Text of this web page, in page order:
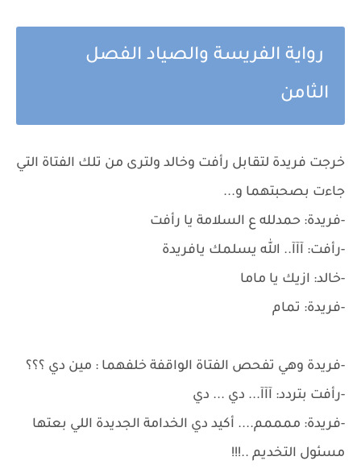
رواية الفريسة والصياد الفصل
الثامن
خرجت فريدة لتقابل رأفت وخالد ولترى من تلك الفتاة التي
جاءت بصحبتهما و...
-فريدة: حمدلله ع السلامة يا رأفت
-رأفت: آآآ.. الله يسلمك يافريدة
-خالد: ازيك يا ماما
-فريدة: تمام
-فريدة وهي تفحص الفتاة الواقفة خلفهما : مين دي ؟؟؟
-رأفت بتردد: آآآ... دي ... دي
-فريدة: ممممم.... أكيد دي الخدامة الجديدة اللي بعتها
مسئول التخديم ..!!!